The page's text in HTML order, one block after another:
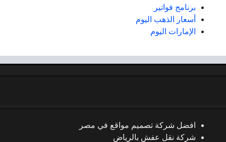
برنامج فواتير
أسعار الذهب اليوم
الإمارات اليوم
افضل شركة تصميم مواقع في مصر
شركة نقل عفش بالرياض